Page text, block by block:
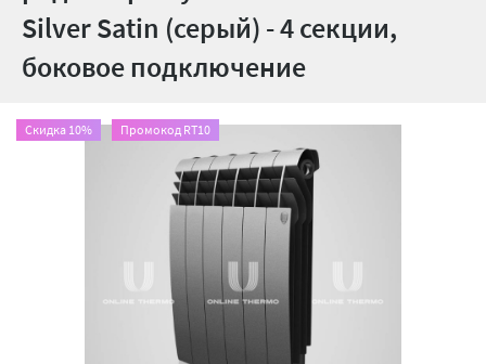
Silver Satin (серый) - 4 секции,
боковое подключение
Скидка 10% Промокод RT10